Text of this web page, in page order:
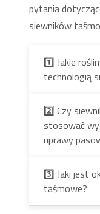
pytania
siewników
1️⃣ Jakie
technologią
2️⃣ Czy
stosować
uprawy
3️⃣ Jaki jest
taśmowe?